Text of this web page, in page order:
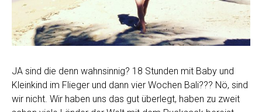
JA sind die denn wahnsinnig? 18 Stunden mit Baby und
Kleinkind im Flieger und dann vier Wochen Bali??? Nö, sind
wir nicht. Wir haben uns das gut überlegt, haben zu zweit